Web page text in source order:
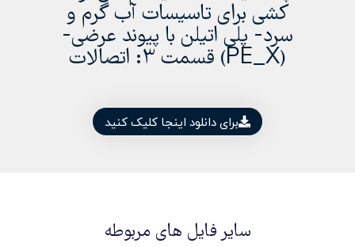
کشی برای تاسیسات آب گرم و
سرد- پلی اتیلن با پیوند عرضی-
(PE_X) قسمت 3: اتصالات
برای دانلود اینجا کلیک کنید
سایر فایل های مربوطه